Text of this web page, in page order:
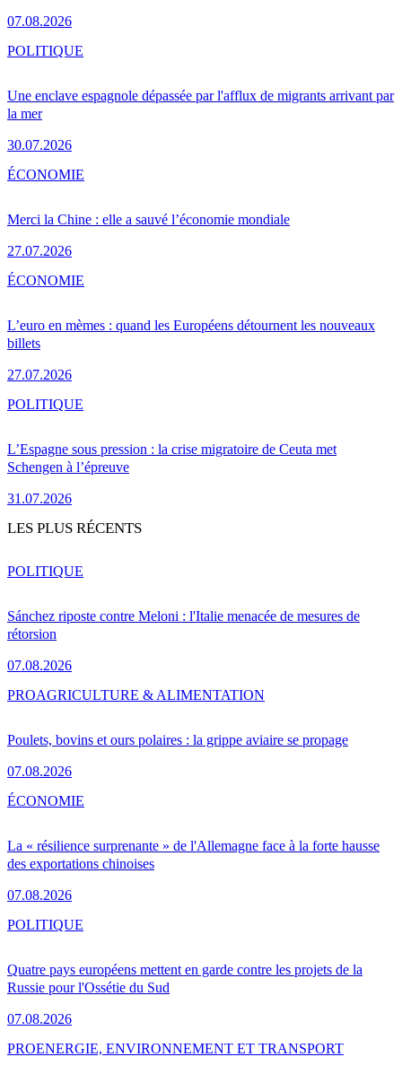
07.08.2026
Une enclave espagnole dépassée par l'afflux de migrants arrivant par
la mer
30.07.2026
POLITIQUE
Merci la Chine : elle a sauvé l’économie mondiale
27.07.2026
ÉCONOMIE
L’euro en mèmes : quand les Européens détournent les nouveaux
billets
27.07.2026
ÉCONOMIE
L’Espagne sous pression : la crise migratoire de Ceuta met
Schengen à l’épreuve
31.07.2026
POLITIQUE
LES PLUS RÉCENTS
Sánchez riposte contre Meloni : l'Italie menacée de mesures de
rétorsion
07.08.2026
POLITIQUE
Poulets, bovins et ours polaires : la grippe aviaire se propage
07.08.2026
PROAGRICULTURE & ALIMENTATION
La « résilience surprenante » de l'Allemagne face à la forte hausse
des exportations chinoises
07.08.2026
ÉCONOMIE
Quatre pays européens mettent en garde contre les projets de la
Russie pour l'Ossétie du Sud
07.08.2026
POLITIQUE
PROENERGIE, ENVIRONNEMENT ET TRANSPORT